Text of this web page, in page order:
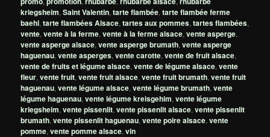
kriegsheim,Saint Valentin,tarte flambée,tarte flambée ferme
baehl,tarte flambées Alsace,tartes aux pommes,tartes flambées,
vente,vente à la ferme,vente à la ferme alsace,vente asperge,
vente asperge alsace,vente asperge brumath,vente asperge
haguenau,vente asperges,vente carotte,vente de fruit alsace,
vente de fruits et légume alsace,vente de légume alsace,vente
fleur,vente fruit,vente fruit alsace,vente fruit brumath,vente fruit
haguenau,vente légume alsace,vente légume brumath,vente
légume haguenau,vente légume kreisgehim,vente légume
kriegsheim,vente pissenlit,vente pissenlit alsace,vente pissenlit
brumath,vente pissenlit haguenau,vente poire alsace,vente
pomme,vente pomme alsace,vin